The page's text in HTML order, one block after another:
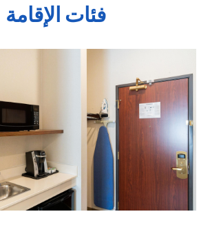
فئات الإقامة